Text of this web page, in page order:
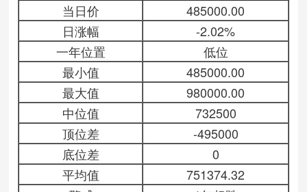
当日价
485000.00
日涨幅
-2.02%
一年位置
低位
最小值
485000.00
最大值
980000.00
中位值
732500
顶位差
-495000
底位差
0
平均值
751374.32